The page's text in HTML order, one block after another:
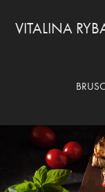
VITALINA